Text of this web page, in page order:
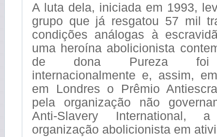
A luta dela, iniciada em 1993,
grupo que já resgatou 57 mil
condições análogas à
uma heroína abolicionista
de dona Pureza foi
internacionalmente e, assim,
em Londres o Prêmio
pela organização não
Anti-Slavery International,
organização abolicionista em